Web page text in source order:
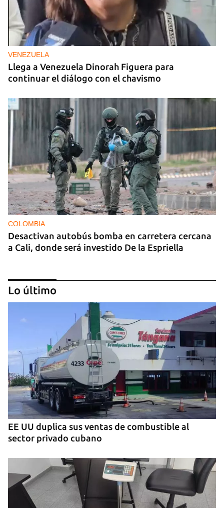
VENEZUELA
Llega a Venezuela Dinorah Figuera para
continuar el diálogo con el chavismo
COLOMBIA
Desactivan autobús bomba en carretera cercana
a Cali, donde será investido De la Espriella
MIAMI
La hija de un diplomático castrista expulsado de
EE UU en 2003 está bajo custodia del ICE
Lo último
EE UU duplica sus ventas de combustible al
sector privado cubano